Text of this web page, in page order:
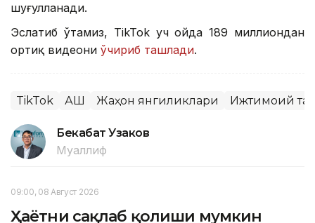
шуғулланади.
Эслатиб ўтамиз, TikTok уч ойда 189 миллиондан
ортиқ видеони ўчириб ташлади.
TikTok АҚШ Жаҳон янгиликлари Ижтимоий
Бекабат Узаков
Муаллиф
09:00, 08 Август 2026
Ҳаётни сақлаб қолиши мумкин